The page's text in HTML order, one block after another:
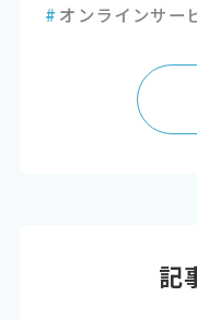
# オンラインサー
記